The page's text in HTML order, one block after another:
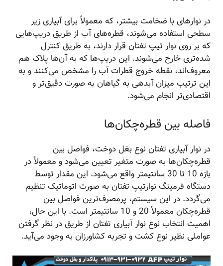
در نوارهای با ضخامت بیشتر، که معمولاً برای آبیاری زیر
سطحی استفاده می‌شوند، قطره‌های آب از طریق دریپ‌هایی
که بر روی نوار تیپ تفتان قرار دارند، به طریق کنترل
شده‌تری خارج می‌شوند. این دریپ‌ها که به آن‌ها پلاک هم
معروف‌اند، نقطه خروج قطرات آب را مشخص می‌کنند و به
این ترتیب میزان آبدهی به گیاهان به صورت دقیق‌تر و
اقتصادی‌تر انجام می‌شود.
فاصله بین قطره‌چکان‌ها
در نوار آبیاری تفتان نوع بغل دوخت، فواصل بین
قطره‌چکان‌ها به صورت متغیر تعیین می‌شود و معمولاً در
بازه 10 تا 30 سانتیمتر واقع می‌شود. این مقدار توسط
دستگاه فرمینگ نوارتیپ تفتان به صورت اتوماتیک تنظیم
می‌گردد. در این سیستم، پرمصرف‌ترین فواصل بین
قطره‌چکان معمولاً 20 و 10 سانتیمتر است. با این حال،
اهمیت انتخاب نوع نوار آبیاری تفتان از طریق در نظر گرفتن
عواملی نظیر نوع کشت و تجربه کشاورزان به وجود می‌آید.